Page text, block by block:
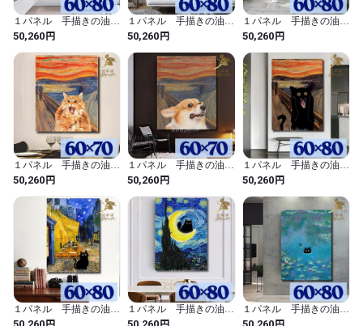
３パネルセット、画びょう付
【サイズ】約
40センチ×40センチが3つ
厚み；約2センチ
※サイズ、色合いなど若干の誤差はご了承くださいませ。
【素　材】
手書きの油彩画パネル
【納期】
３０日～50日程度いただきます。
※お客様のご注文を受けてから制作いたします。
ほとんどは30日前後で完成しますが、お時間をいただきますの
で、
ご理解の上ご注文をお願いいたします。
-----------------
【ご注意事項】
* 写真の原画を元に、お客様から注文を受け次第、製作いたしま
１パネル 手描きの油彩
画 ゴッホ 星月夜 ア
レンジ 絵画 インテリ
ア モダン アートパネ
ル 6025
50,260円
１パネル 手描きの油彩
画 モネ 睡蓮 アレン
ジ モネ 睡蓮 アレン
ジ 縦 絵画 インテリ
ル 6024
50,260円
１パネル 手描きの油彩
画 モネ 睡蓮 アレン
ジ 縦 絵画 インテリ
ア モダン アートパネ
ル 6023
50,260円
１パネル 手描きの油彩
画 ムンクの叫び 猫ア
レンジ 絵画 インテリ
ア モダン アートパネ
ル 6022
50,260円
１パネル 手描きの油彩
画 ムンクの叫び 犬ア
レンジ 絵画 インテリ
ア モダン アートパネ
ル 6021
50,260円
１パネル 手描きの油彩
画 ムンクの叫び 黒猫
アレンジ 絵画 インテ
リア モダン アートパネ
ル 6020
50,260円
１パネル 手描きの油彩
画 ゴッホ 夜のカフェ
１パネル 手描きの油彩
画 ゴッホ 星月夜 黒
１パネル 手描きの油彩
画 モネ 睡蓮 黒猫ア